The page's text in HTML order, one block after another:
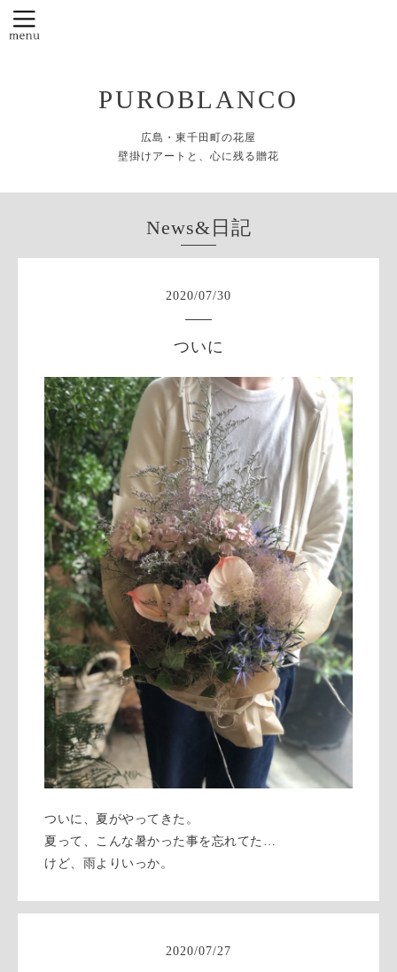
PUROBLANCO
広島・東千田町の花屋
壁掛けアートと、心に残る贈花
News&日記
2020/07/30
ついに
ついに、夏がやってきた。
夏って、こんな暑かった事を忘れてた…
けど、雨よりいっか。
2020/07/27